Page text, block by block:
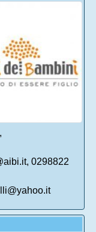
0298822